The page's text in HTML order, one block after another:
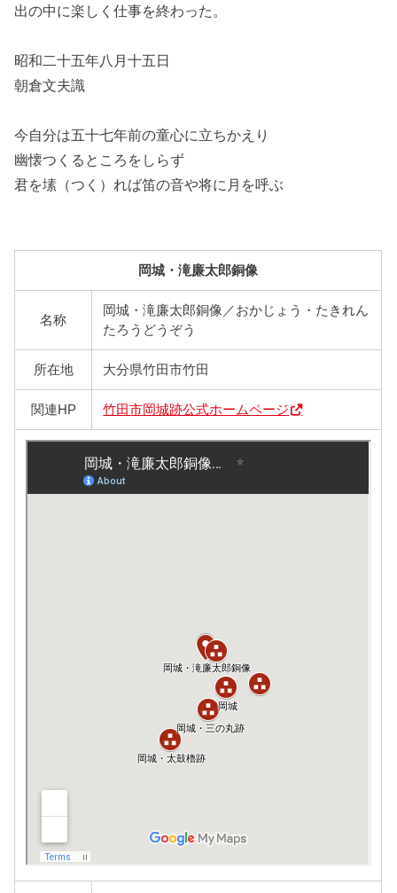
出の中に楽しく仕事を終わった。
昭和二十五年八月十五日
朝倉文夫識
今自分は五十七年前の童心に立ちかえり
幽懐つくるところをしらず
君を塐（つく）れば笛の音や将に月を呼ぶ
岡城・滝廉太郎銅像
名称
岡城・滝廉太郎銅像／おかじょう・たきれん
たろうどうぞう
所在地 大分県竹田市竹田
関連HP 竹田市岡城跡公式ホームページ